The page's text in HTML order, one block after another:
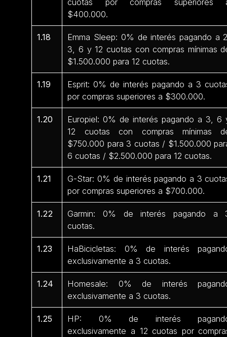
$400.000.
1.18
Emma Sleep: 0% de interés pagando a
3, 6 y 12 cuotas con compras mínimas
$1.500.000 para 12 cuotas.
1.19
Esprit: 0% de interés pagando a 3
por compras superiores a $300.000.
1.20
Europiel: 0% de interés pagando a 3, 6
12 cuotas con compras mínimas
$750.000 para 3 cuotas / $1.500.000
6 cuotas / $2.500.000 para 12 cuotas.
1.21
G-Star: 0% de interés pagando a 3
por compras superiores a $700.000.
1.22
Garmin: 0% de interés pagando a
cuotas.
1.23
HaBicicletas: 0% de interés
exclusivamente a 3 cuotas.
1.24
Homesale: 0% de interés
exclusivamente a 3 cuotas.
1.25
HP: 0% de interés
exclusivamente a 12 cuotas por